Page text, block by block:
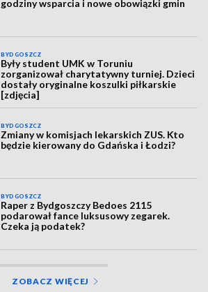
godziny wsparcia i nowe obowiązki gmin
BYDGOSZCZ
Były student UMK w Toruniu
zorganizował charytatywny turniej. Dzieci
dostały oryginalne koszulki piłkarskie
[zdjęcia]
BYDGOSZCZ
Zmiany w komisjach lekarskich ZUS. Kto
będzie kierowany do Gdańska i Łodzi?
BYDGOSZCZ
Raper z Bydgoszczy Bedoes 2115
podarował fance luksusowy zegarek.
Czeka ją podatek?
ZOBACZ WIĘCEJ